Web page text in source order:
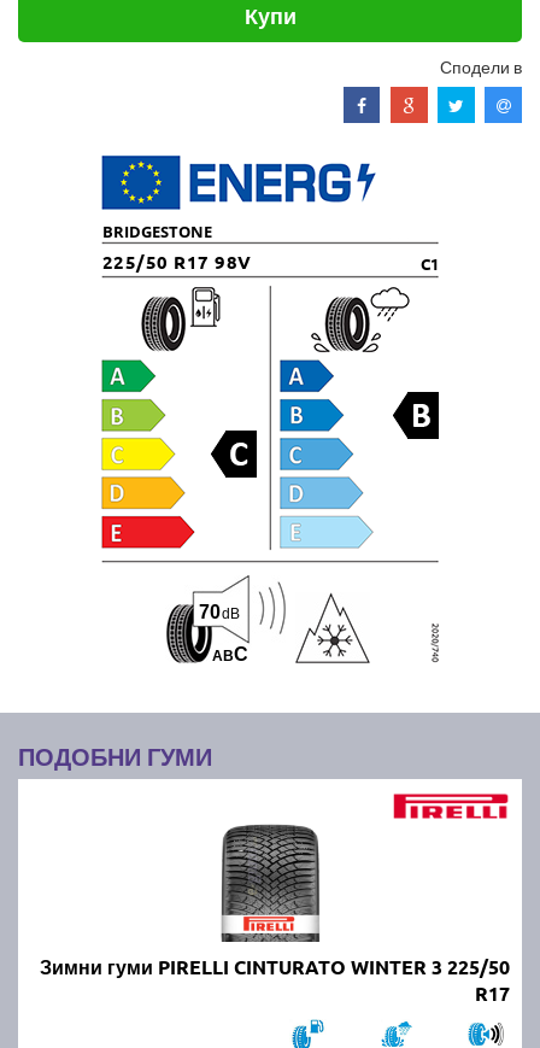
Купи
Сподели в
BRIDGESTONE
225/50 R17 98V C1
ABC
70dB
ПОДОБНИ ГУМИ
Зимни гуми PIRELLI CINTURATO WINTER 3 225/50
R17